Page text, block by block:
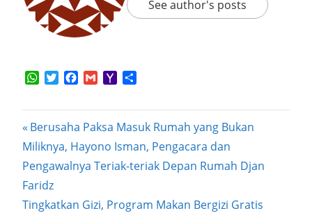
See author's posts
WhatsApp
TwitterFacebook
GmailYahoo
Post
navigation
Previous
Post:
Berusaha Paksa Masuk Rumah yang Bukan
Miliknya, Hayono Isman, Pengacara dan
Pengawalnya Teriak-teriak Depan Rumah Djan
Faridz
Next
Tingkatkan Gizi, Program Makan Bergizi Gratis